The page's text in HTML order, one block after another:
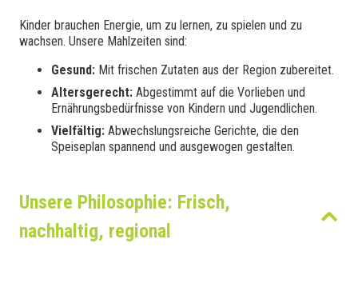
Kinder brauchen Energie, um zu lernen, zu spielen und zu
wachsen. Unsere Mahlzeiten sind:
Gesund: Mit frischen Zutaten aus der Region zubereitet.
Altersgerecht: Abgestimmt auf die Vorlieben und
Ernährungsbedürfnisse von Kindern und Jugendlichen.
Vielfältig: Abwechslungsreiche Gerichte, die den
Speiseplan spannend und ausgewogen gestalten.
Unsere Philosophie: Frisch,
nachhaltig, regional